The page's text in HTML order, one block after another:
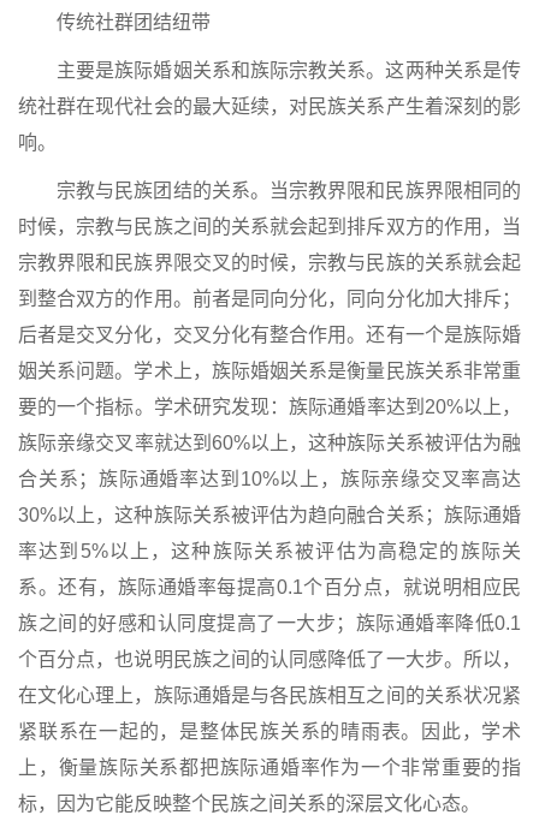
传统社群团结纽带
主要是族际婚姻关系和族际宗教关系。这两种关系是传
统社群在现代社会的最大延续，对民族关系产生着深刻的影
响。
宗教与民族团结的关系。当宗教界限和民族界限相同的
时候，宗教与民族之间的关系就会起到排斥双方的作用，当
宗教界限和民族界限交叉的时候，宗教与民族的关系就会起
到整合双方的作用。前者是同向分化，同向分化加大排斥；
后者是交叉分化，交叉分化有整合作用。还有一个是族际婚
姻关系问题。学术上，族际婚姻关系是衡量民族关系非常重
要的一个指标。学术研究发现：族际通婚率达到20%以上，
族际亲缘交叉率就达到60%以上，这种族际关系被评估为融
合关系；族际通婚率达到10%以上，族际亲缘交叉率高达
30%以上，这种族际关系被评估为趋向融合关系；族际通婚
率达到5%以上，这种族际关系被评估为高稳定的族际关
系。还有，族际通婚率每提高0.1个百分点，就说明相应民
族之间的好感和认同度提高了一大步；族际通婚率降低0.1
个百分点，也说明民族之间的认同感降低了一大步。所以，
在文化心理上，族际通婚是与各民族相互之间的关系状况紧
紧联系在一起的，是整体民族关系的晴雨表。因此，学术
上，衡量族际关系都把族际通婚率作为一个非常重要的指
标，因为它能反映整个民族之间关系的深层文化心态。